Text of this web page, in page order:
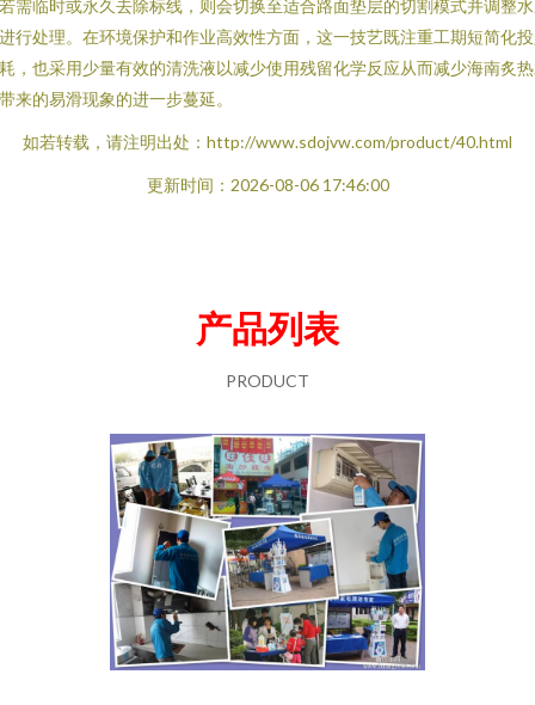
需临时或永久去除标线，则会切换至适合路面垫层的切割模式并调整
行处理。在环境保护和作业高效性方面，这一技艺既注重工期短简化
，也采用少量有效的清洗液以减少使用残留化学反应从而减少海南炙
来的易滑现象的进一步蔓延。
如若转载，请注明出处：http://www.sdojvw.com/product/40.html
更新时间：2026-08-06 17:46:00
产品列表
PRODUCT